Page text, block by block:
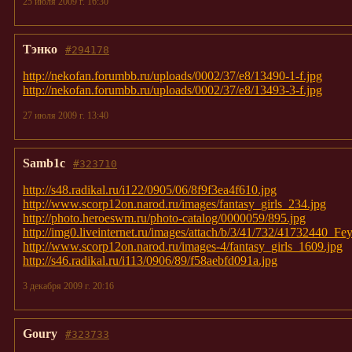
#294178
Тэнко
http://nekofan.forumbb.ru/uploads/0002/37/e8/13490-1-f.jpg
http://nekofan.forumbb.ru/uploads/0002/37/e8/13493-3-f.jpg
27 июля 2009 г. 13:40
#323710
Samb1c
http://s48.radikal.ru/i122/0905/06/8f9f3ea4f610.jpg
http://www.scorp12on.narod.ru/images/fantasy_girls_234.jpg
http://photo.heroeswm.ru/photo-catalog/0000059/895.jpg
http://img0.liveinternet.ru/images/attach/b/3/41/732/
http://www.scorp12on.narod.ru/images-4/fantasy_girls_1609.jpg
http://s46.radikal.ru/i113/0906/89/f58aebfd091a.jpg
3 декабря 2009 г. 20:16
#323733
Goury